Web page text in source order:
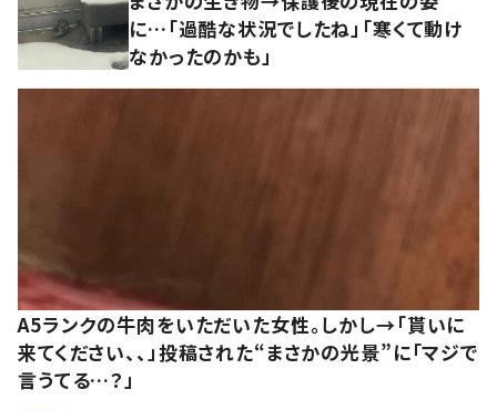
に…「過酷な状況でしたね」「寒くて動け
なかったのかも」
A5ランクの牛肉をいただいた女性。しかし→「貰いに
来てください、、」投稿された“まさかの光景”に「マジで
言うてる…？」